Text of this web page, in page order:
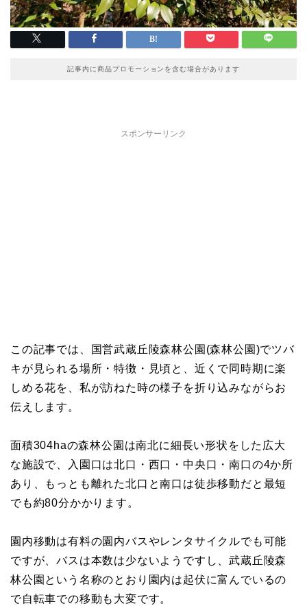
記事内に商品プロモーションを含む場合があります
スポンサーリンク
この記事では、国営武蔵丘陵森林公園(森林公園)でツバ
キが見られる場所・特徴・見頃と、近くで同時期に楽
しめる花を、私が訪ねた時の様子を折り込みながらお
伝えします。
面積304haの森林公園は南北に細長い形状をした広大
な施設で、入園口は北口・西口・中央口・南口の4か所
あり、もっとも離れた北口と南口は徒歩移動だと最短
でも約80分かかります。
園内移動は有料の園内バスやレンタサイクルでも可能
ですが、バスは本数は少ないようですし、武蔵丘陵森
林公園という名称のとおり園内は起伏に富んでいるの
で自転車での移動も大変です。